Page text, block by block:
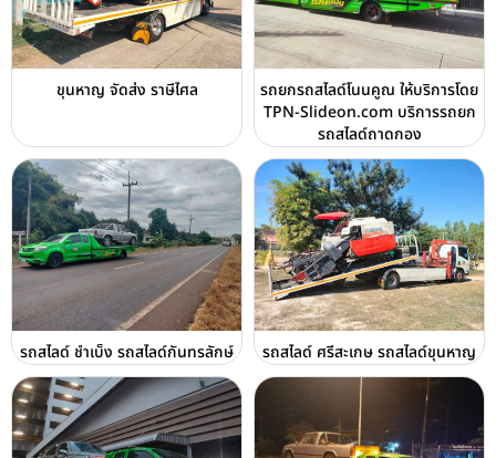
ขุนหาญ จัดส่ง ราษีไศล
รถยกรถสไลด์โนนคูณ ให้บริการโดย
TPN-Slideon.com บริการรถยก
รถสไลด์ถาดกอง
รถสไลด์ ชำเบ็ง รถสไลด์กันทรลักษ์ รถสไลด์ ศรีสะเกษ รถสไลด์ขุนหาญ